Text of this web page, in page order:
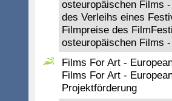
osteuropäischen Films
des Verleihs eines
Filmpreise des
osteuropäischen Films
Films For Art -
Films For Art -
Projektförderung